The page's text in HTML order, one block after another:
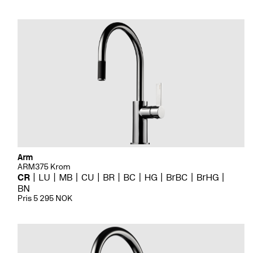
Arm
ARM375 Krom
CR LU MB CU BR BC HG BrBC
BrHG
BN
Pris 5 295 NOK